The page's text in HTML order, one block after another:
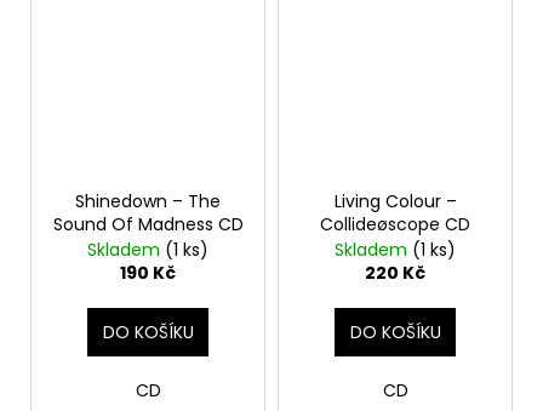
Shinedown – The
Sound Of Madness CD
Skladem (1 ks)
190 Kč
DO KOŠÍKU
CD
Living Colour –
Collideøscope CD
Skladem (1 ks)
220 Kč
DO KOŠÍKU
CD